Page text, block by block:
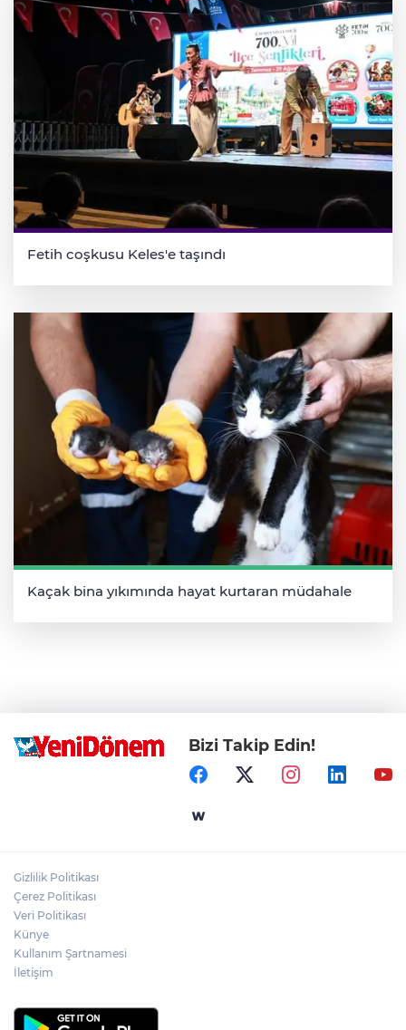
Fetih coşkusu Keles'e taşındı
Kaçak bina yıkımında hayat kurtaran müdahale
Bizi Takip Edin!
Gizlilik Politikası
Çerez Politikası
Veri Politikası
Künye
Kullanım Şartnamesi
İletişim